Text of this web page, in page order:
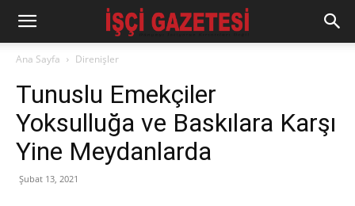
Ana Sayfa Direnişler
Tunuslu Emekçiler
Yoksulluğa ve Baskılara Karşı
Yine Meydanlarda
Şubat 13, 2021